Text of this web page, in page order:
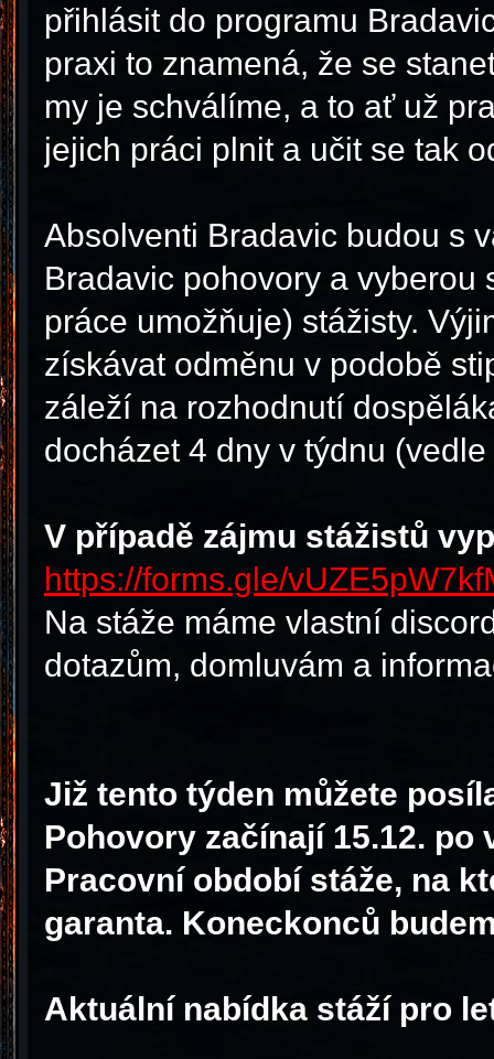
přihlásit do programu
praxi to znamená, že se
my je schválíme, a to ať už
jejich práci plnit a učit se tak
Absolventi Bradavic budou s
Bradavic pohovory a
práce umožňuje) stážisty.
získávat odměnu v podobě
záleží na rozhodnutí
docházet 4 dny v týdnu
V případě zájmu stážistů
https://forms.gle/
Na stáže máme vlastní
dotazům, domluvám a
Již tento týden můžete
Pohovory začínají 15.12. po
Pracovní období stáže, na
garanta. Koneckonců
Aktuální nabídka stáží pro